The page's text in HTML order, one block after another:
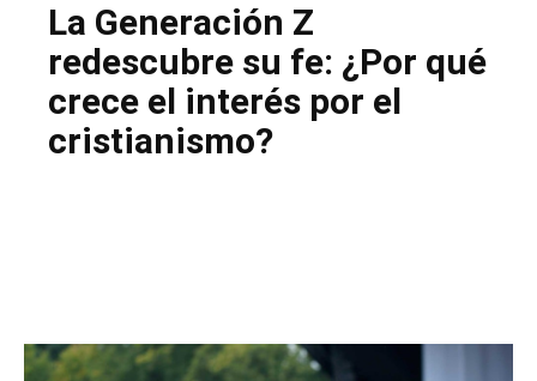
La Generación Z
redescubre su fe: ¿Por qué
crece el interés por el
cristianismo?